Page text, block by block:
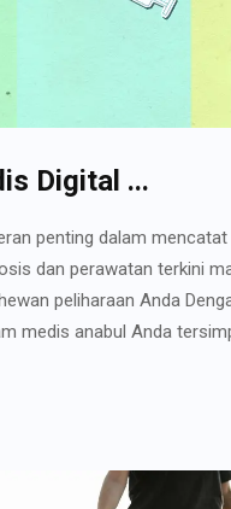
Digital ...
penting dalam mencatat
dan perawatan terkini
peliharaan Anda
medis anabul Anda